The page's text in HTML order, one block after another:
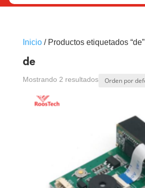
Inicio/ Productos etiquetados “de”
de
Mostrando 2 resultados